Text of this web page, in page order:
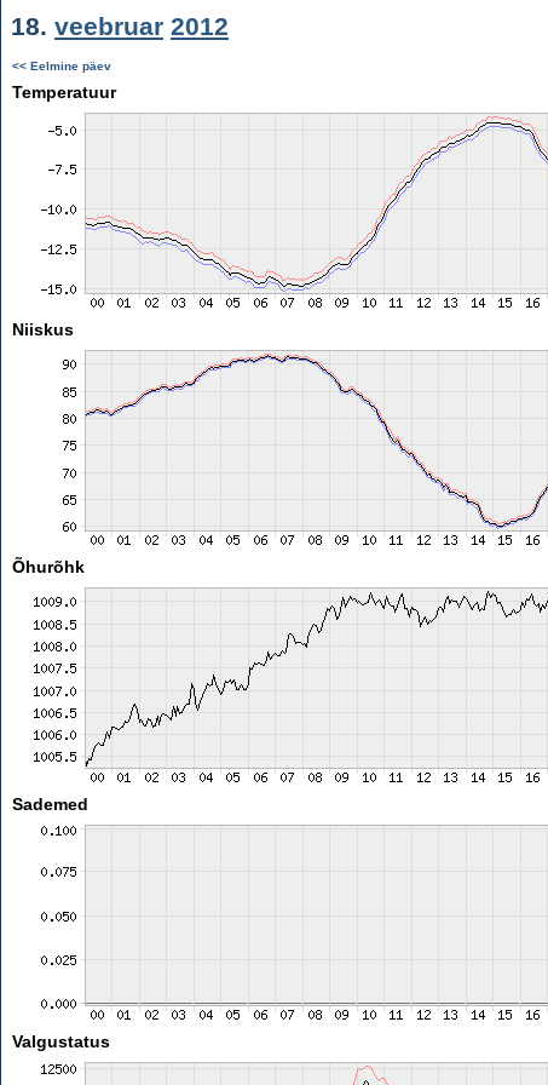
18. veebruar 2012
<< Eelmine päev
Temperatuur
Niiskus
Õhurõhk
Sademed
Valgustatus